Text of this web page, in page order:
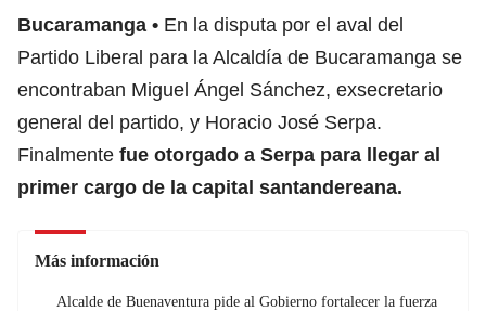
Bucaramanga
En la disputa por el aval del
Partido Liberal para la Alcaldía de Bucaramanga se
encontraban Miguel Ángel Sánchez, exsecretario
general del partido, y Horacio José Serpa.
Finalmente fue otorgado a Serpa para llegar al
primer cargo de la capital santandereana.
Más información
Alcalde de Buenaventura pide al Gobierno fortalecer la fuerza